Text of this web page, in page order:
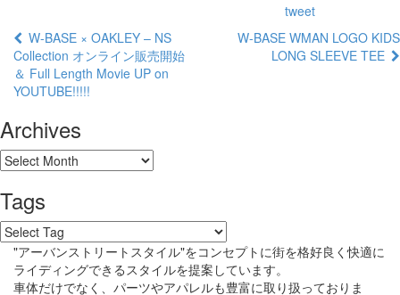
tweet
W-BASE × OAKLEY – NS
Collection オンライン販売開始
＆ Full Length Movie UP on
YOUTUBE!!!!!
W-BASE WMAN LOGO KIDS
LONG SLEEVE TEE
Archives
Tags
"アーバンストリートスタイル"をコンセプトに街を格好良く快適に
ライディングできるスタイルを提案しています。
車体だけでなく、パーツやアパレルも豊富に取り扱っておりま